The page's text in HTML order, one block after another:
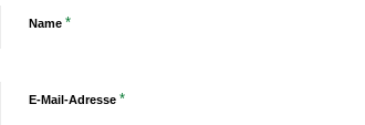
Name *
E-Mail-Adresse *